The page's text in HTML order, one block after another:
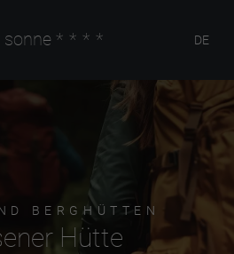
sonne **** DE
BERGHÜTTEN
Hütte